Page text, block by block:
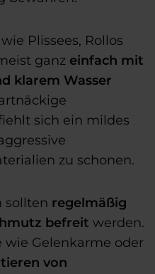
Plissees, Rollos
ganz einfach mit
klarem Wasser
sich ein mildes
zu schonen.
sollten regelmäßig
befreit werden.
wie Gelenkarme oder
von